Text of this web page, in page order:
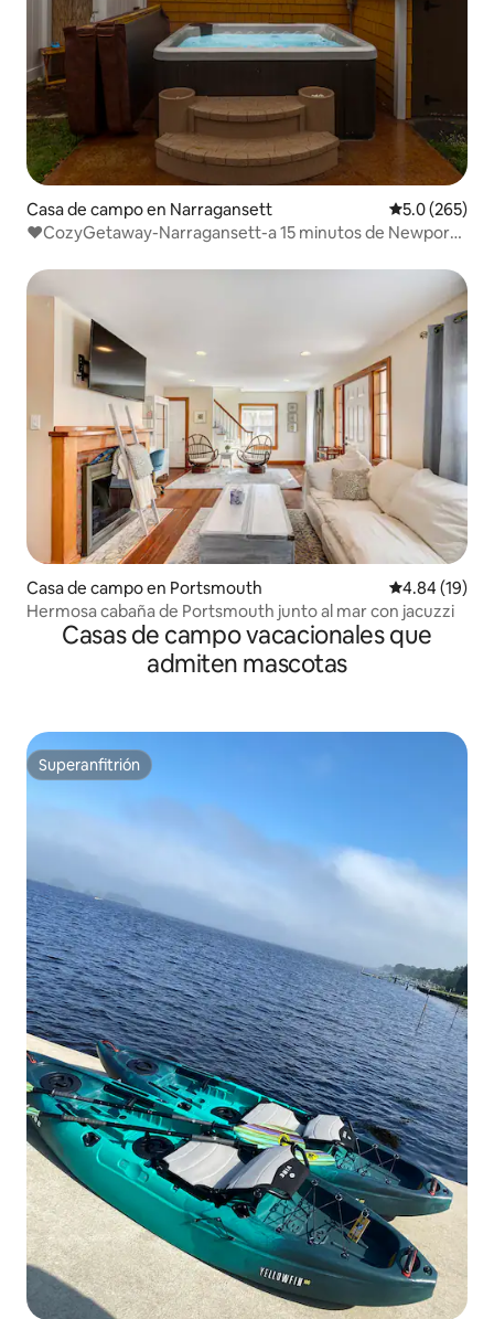
Casa de campo en Narragansett Calificación
5.0 (265)
♥CozyGetaway-Narragansett-a 15 minutos de Newport-
Casa de campo en Portsmouth Calificación
4.84 (19)
Hermosa cabaña de Portsmouth junto al mar con jacuzzi
Casas de campo vacacionales que
admiten mascotas
Superanfitrión
Superanfitrión